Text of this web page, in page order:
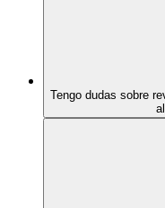
Tengo dudas sobre